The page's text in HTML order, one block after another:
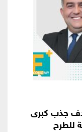
جذب كبرى
للطرح